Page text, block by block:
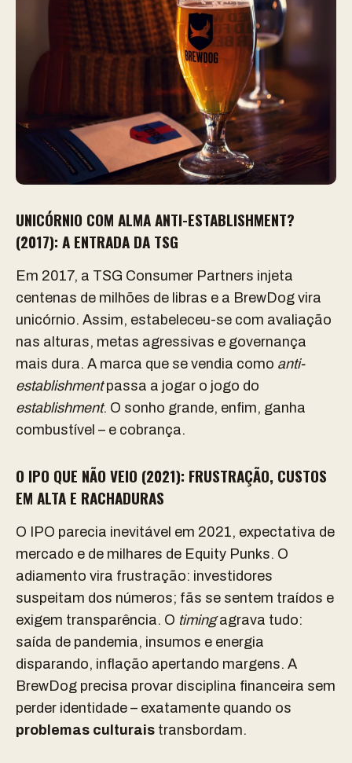
UNICÓRNIO COM ALMA ANTI-ESTABLISHMENT?
(2017): A ENTRADA DA TSG
Em 2017, a TSG Consumer Partners injeta
centenas de milhões de libras e a BrewDog vira
unicórnio. Assim, estabeleceu-se com avaliação
nas alturas, metas agressivas e governança
mais dura. A marca que se vendia como anti-
establishmentpassa a jogar o jogo do
establishment. O sonho grande, enfim, ganha
combustível – e cobrança.
O IPO QUE NÃO VEIO (2021): FRUSTRAÇÃO, CUSTOS
EM ALTA E RACHADURAS
O IPO parecia inevitável em 2021, expectativa de
mercado e de milhares de Equity Punks. O
adiamento vira frustração: investidores
suspeitam dos números; fãs se sentem traídos e
exigem transparência. O timingagrava tudo:
saída de pandemia, insumos e energia
disparando, inflação apertando margens. A
BrewDog precisa provar disciplina financeira sem
perder identidade – exatamente quando os
problemas culturais transbordam.